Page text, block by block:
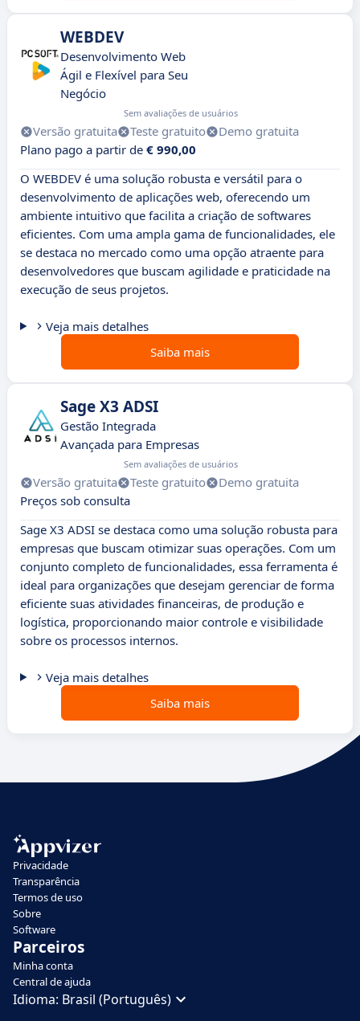
WEBDEV
Desenvolvimento Web
Ágil e Flexível para Seu
Negócio
Sem avaliações de usuários
Versão gratuita Teste gratuito
Demo gratuita
Plano pago a partir de € 990,00
O WEBDEV é uma solução robusta e versátil para o
desenvolvimento de aplicações web, oferecendo um
ambiente intuitivo que facilita a criação de softwares
eficientes. Com uma ampla gama de funcionalidades, ele
se destaca no mercado como uma opção atraente para
desenvolvedores que buscam agilidade e praticidade na
execução de seus projetos.
Veja mais detalhes
Saiba mais
Sage X3 ADSI
Gestão Integrada
Avançada para Empresas
Sem avaliações de usuários
Versão gratuita Teste gratuito
Demo gratuita
Preços sob consulta
Sage X3 ADSI se destaca como uma solução robusta para
empresas que buscam otimizar suas operações. Com um
conjunto completo de funcionalidades, essa ferramenta é
ideal para organizações que desejam gerenciar de forma
eficiente suas atividades financeiras, de produção e
logística, proporcionando maior controle e visibilidade
sobre os processos internos.
Veja mais detalhes
Saiba mais
Privacidade
Transparência
Termos de uso
Sobre
Software
Parceiros
Minha conta
Central de ajuda
Idioma: Brasil (Português)